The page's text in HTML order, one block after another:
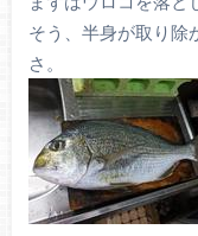
そう、半身が取り除
さ。